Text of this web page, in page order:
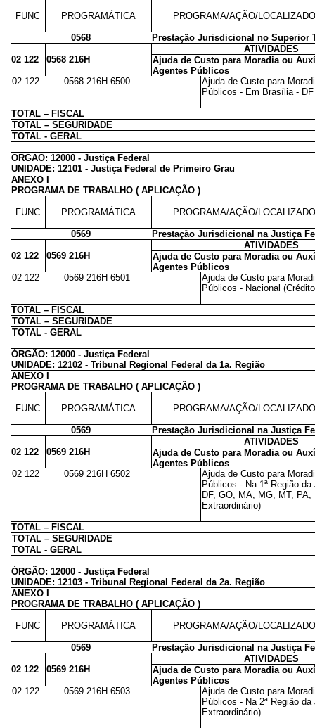
FUNC PROGRAMÁTICA PROGRAMA/AÇÃO/
0568
Prestação Jurisdicional no Superior
ATIVIDADES
02 122
0568 216H
Ajuda de Custo para Moradia ou
Agentes Públicos
02 122
0568 216H 6500
Ajuda de Custo para
Públicos - Em Brasília -
TOTAL – FISCAL
TOTAL – SEGURIDADE
TOTAL - GERAL
ÓRGÃO: 12000 - Justiça Federal
UNIDADE: 12101 - Justiça Federal de Primeiro Grau
ANEXO I
PROGRAMA DE TRABALHO ( APLICAÇÃO )
FUNC PROGRAMÁTICA PROGRAMA/AÇÃO/
0569
Prestação Jurisdicional na Justiça
ATIVIDADES
02 122
0569 216H
Ajuda de Custo para Moradia ou
Agentes Públicos
02 122
0569 216H 6501
Ajuda de Custo para
Públicos - Nacional
TOTAL – FISCAL
TOTAL – SEGURIDADE
TOTAL - GERAL
ÓRGÃO: 12000 - Justiça Federal
UNIDADE: 12102 - Tribunal Regional Federal da 1a. Região
ANEXO I
PROGRAMA DE TRABALHO ( APLICAÇÃO )
FUNC PROGRAMÁTICA PROGRAMA/AÇÃO/
0569
Prestação Jurisdicional na Justiça
ATIVIDADES
02 122
0569 216H
Ajuda de Custo para Moradia ou
Agentes Públicos
02 122
0569 216H 6502
Ajuda de Custo para
Públicos - Na 1ª Região
DF, GO, MA, MG, MT,
Extraordinário)
TOTAL – FISCAL
TOTAL – SEGURIDADE
TOTAL - GERAL
ÓRGÃO: 12000 - Justiça Federal
UNIDADE: 12103 - Tribunal Regional Federal da 2a. Região
ANEXO I
PROGRAMA DE TRABALHO ( APLICAÇÃO )
FUNC PROGRAMÁTICA PROGRAMA/AÇÃO/
0569
Prestação Jurisdicional na Justiça
ATIVIDADES
02 122
0569 216H
Ajuda de Custo para Moradia ou
Agentes Públicos
02 122
0569 216H 6503
Ajuda de Custo para
Públicos - Na 2ª Região
Extraordinário)